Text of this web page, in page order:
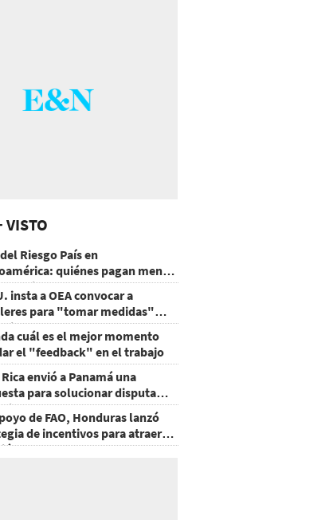
VISTO
Riesgo País en
quiénes pagan menos
mejoraron
insta a OEA convocar a
para "tomar medidas"
cuál es el mejor momento
el "feedback" en el trabajo
envió a Panamá una
para solucionar disputa
de FAO, Honduras lanzó
de incentivos para atraer
al agro